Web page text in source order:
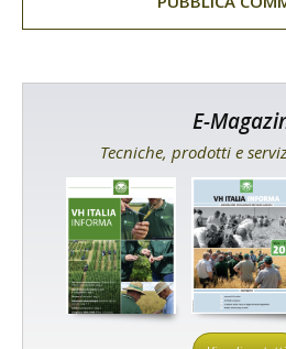
E-
Tecniche, prodotti e